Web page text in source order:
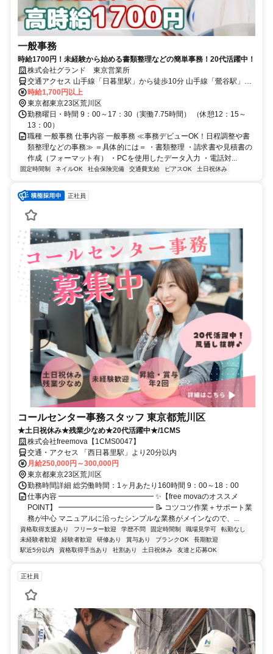
一般事務
時給1700円！未経験から始める書類整理などの簡単事務！20代活躍中！
株式会社グランド 東京営業所
交通アクセス 山手線「日暮里駅」から徒歩10分 山手線「鶯谷駅」か
ら徒歩5分 常磐線「三河島駅」から徒歩5分
時給1,700円以上
東京都東京23区荒川区
勤務曜日・時間 9：00～17：30（実働7.75時間） （休憩12：15～
13：00）
職種 一般事務 仕事内容 一般事務 ≪事務デビューOK！日程調整や書
類整理などの事務≫ ＝具体的には＝ ・書類整理 ・請求書や見積書の
作成（フォーマット有） ・PCを使用したデータ入力 ・電話対...
固定時間制 ネイルOK 社会保険完備 交通費支給 ピアスOK 土日祝休み
正社員
コールセンター事務スタッフ 東京都荒川区
★土日祝休み★残業少なめ★20代活躍中★/1CMS
株式会社freemova【1CMS0047】
交通・アクセス 「西日暮里駅」より20分以内
月給250,000円～300,000円
東京都東京23区荒川区
勤務時間詳細 総労働時間：1ヶ月あたり160時間 9：00～18：00
仕事内容 ━━━━━━━━━━━━━ ✨【free movaのオススメ
POINT】 ━━━━━━━━━━━━━ 📝 コツコツ作業＋サポート業
務が中心 マニュアルに沿ったシンプルな業務がメインなので、...
資格取得支援あり フリーター歓迎 学歴不問 固定時間制 職場見学可
転勤なし
未経験者歓迎
経験者歓迎 研修あり 賞与あり ブランクOK
長期歓迎
駅近5分以内
資格取得手当あり 社割あり 土日祝休み 友達と応募OK
正社員